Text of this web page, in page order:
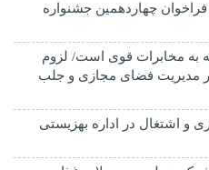
فراخوان چهاردهمین جشنواره
به مخابرات قوی است/ لزوم
مدیریت فضای مجازی و جلب
و اشتغال در اداره بهزیستی